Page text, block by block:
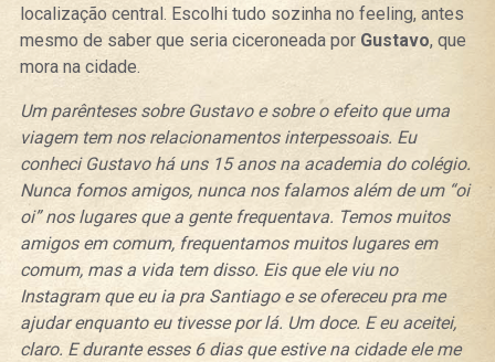
localização central. Escolhi tudo sozinha no feeling, antes
mesmo de saber que seria ciceroneada por Gustavo, que
mora na cidade.
Um parênteses sobre Gustavo e sobre o efeito que uma
viagem tem nos relacionamentos interpessoais. Eu
conheci Gustavo há uns 15 anos na academia do colégio.
Nunca fomos amigos, nunca nos falamos além de um “oi
oi” nos lugares que a gente frequentava. Temos muitos
amigos em comum, frequentamos muitos lugares em
comum, mas a vida tem disso. Eis que ele viu no
Instagram que eu ia pra Santiago e se ofereceu pra me
ajudar enquanto eu tivesse por lá. Um doce. E eu aceitei,
claro. E durante esses 6 dias que estive na cidade ele me